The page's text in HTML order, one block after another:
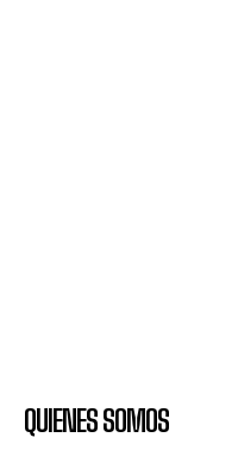
QUIENES SOMOS